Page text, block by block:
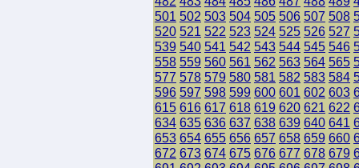
501 502 503 504 505 506 507 508
520 521 522 523 524 525 526 527
539 540 541 542 543 544 545 546
558 559 560 561 562 563 564 565
577 578 579 580 581 582 583 584
596 597 598 599 600 601 602 603
615 616 617 618 619 620 621 622
634 635 636 637 638 639 640 641
653 654 655 656 657 658 659 660
672 673 674 675 676 677 678 679